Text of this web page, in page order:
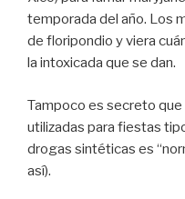
temporada del año. Los
de floripondio y viera
la intoxicada que se dan.
Tampoco es secreto que
utilizadas para fiestas
drogas sintéticas es
así).